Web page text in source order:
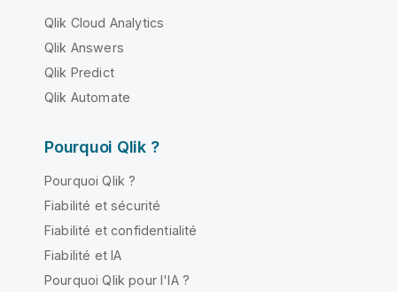
Qlik Cloud Analytics
Qlik Answers
Qlik Predict
Qlik Automate
Pourquoi Qlik ?
Pourquoi Qlik ?
Fiabilité et sécurité
Fiabilité et confidentialité
Fiabilité et IA
Pourquoi Qlik pour l'IA ?